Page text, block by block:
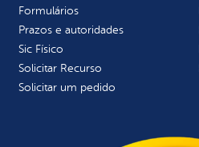
Formulários
Prazos e autoridades
Sic Físico
Solicitar Recurso
Solicitar um pedido